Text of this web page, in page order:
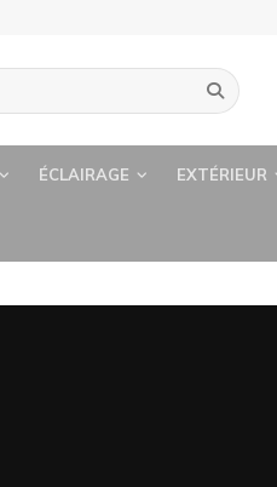
ÉCLAIRAGE EXTÉRIEUR